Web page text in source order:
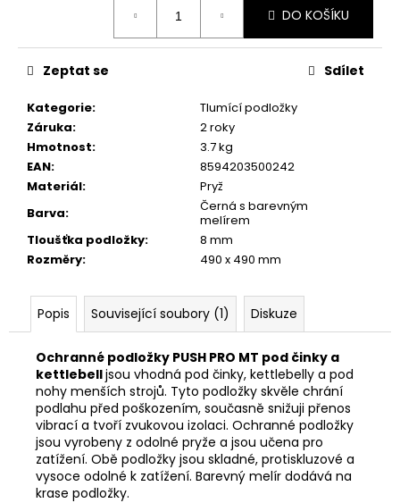
DO KOŠÍKU
Kategorie:
Tlumící podložky
Záruka:
2 roky
Hmotnost:
3.7 kg
EAN:
8594203500242
Materiál:
Pryž
Barva:
Černá s barevným
melírem
Tloušťka podložky:
8 mm
Rozměry: 490 x 490 mm
Zeptat se Sdílet
Popis Související soubory (1) Diskuze
Ochranné podložky PUSH PRO MT pod činky a
kettlebelljsou vhodná pod činky, kettlebelly a pod
nohy menších strojů. Tyto podložky skvěle chrání
podlahu před poškozením, současně snižuji přenos
vibrací a tvoří zvukovou izolaci. Ochranné podložky
jsou vyrobeny z odolné pryže a jsou učena pro
zatížení. Obě podložky jsou skladné, protiskluzové a
vysoce odolné k zatížení. Barevný melír dodává na
krase podložky.
e
GUMY
PUSH
ELEMENT
TEXTILLE
RESISTANCE
SET
690
Kč
Původně:
Kč